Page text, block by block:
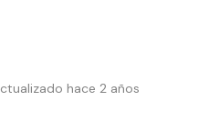
hace 2 años